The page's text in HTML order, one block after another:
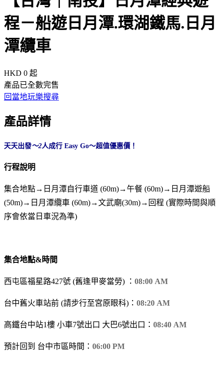
程－船遊日月潭.環湖鐵馬.日月
潭纜車
HKD 0 起
產品已全數完售
回當地玩樂搜尋
產品詳情
天天出發～2人成行 Easy Go～超值優惠價！
行程說明
集合地點→日月潭自行車道 (60m)→午餐 (60m)→日月潭遊船
(50m)→日月潭纜車 (60m)→文武廟(30m)→回程 (實際時間與順
序會依當日車況為準)
集合地點&時間
西屯區福星路427號 (舊逢甲麥當勞) ： 08:00 AM
台中舊火車站前 (請步行至宮原眼科)： 08:20 AM
高鐵台中站1樓 小車7號出口 大巴6號出口： 08:40 AM
預計回到 台中市區時間： 06:00 PM